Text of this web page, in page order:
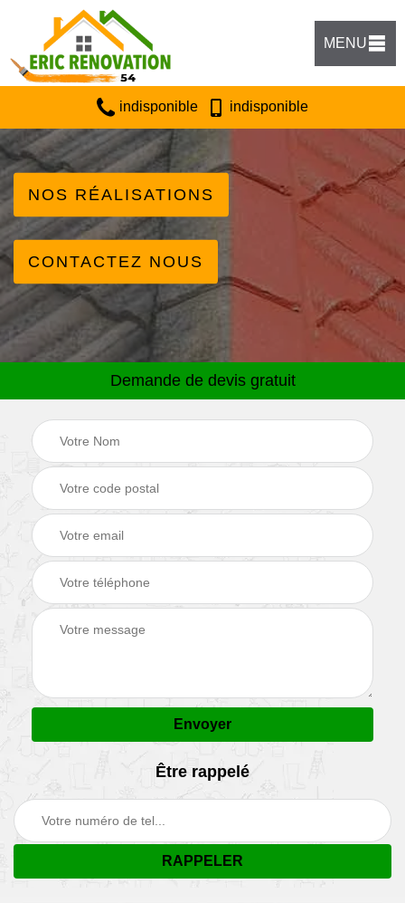
MENU
indisponible indisponible
NOS RÉALISATIONS
CONTACTEZ NOUS
Demande de devis gratuit
Être rappelé